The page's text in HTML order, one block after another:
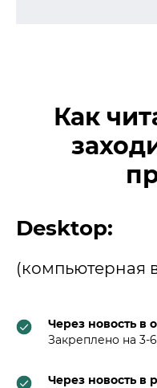
Как
Desktop:
(компьютерная
Через новость в
Закреплено на 3-
Через новость в